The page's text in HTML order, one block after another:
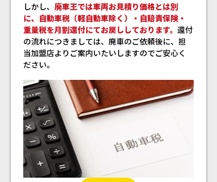
しかし、 廃車王では車両お見積り価格とは別
に、自動車税（軽自動車除く）・自賠責保険・
重量税を月割還付にてお戻ししております。還付
の流れにつきましては、廃車のご依頼後に、担
当加盟店よりご案内いたいしますのでご安心く
ださい。